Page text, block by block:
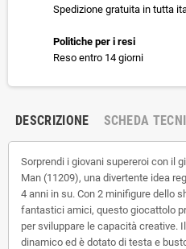
Spedizione gratuita in tutta
Politiche per i resi
Reso entro 14 giorni
DESCRIZIONE SCHEDA
Sorprendi i giovani supereroi con il
Man (11209), una divertente idea
4 anni in su. Con 2 minifigure dello
fantastici amici, questo giocattolo
per sviluppare le capacità creative.
dinamico ed è dotato di testa e